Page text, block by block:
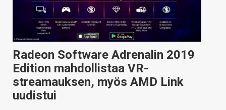
Radeon Software Adrenalin 2019
Edition mahdollistaa VR-
streamauksen, myös AMD Link
uudistui